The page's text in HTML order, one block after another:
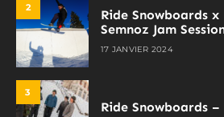
2
Ride Snowboards
Semnoz Jam
17 JANVIER 2024
3
Ride Snowboards –